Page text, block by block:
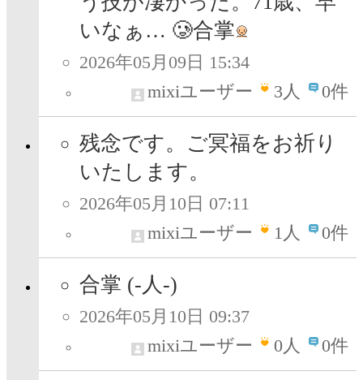
いなぁ… 🥲合掌
2026年05月09日 15:34
mixiユーザー
3人 0件
残念です。ご冥福をお祈り
いたします。
2026年05月10日 07:11
mixiユーザー
1人 0件
合掌 (-人-)
2026年05月10日 09:37
mixiユーザー
0人 0件